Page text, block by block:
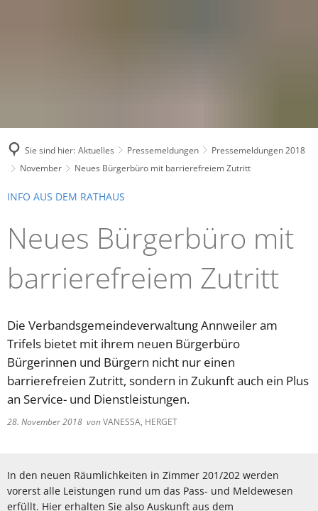
Sie sind hier: Aktuelles Pressemeldungen
Pressemeldungen 2018
November
Neues Bürgerbüro mit barrierefreiem Zutritt
INFO AUS DEM RATHAUS
Neues Bürgerbüro mit
barrierefreiem Zutritt
Die Verbandsgemeindeverwaltung Annweiler am
Trifels bietet mit ihrem neuen Bürgerbüro
Bürgerinnen und Bürgern nicht nur einen
barrierefreien Zutritt, sondern in Zukunft auch ein Plus
an Service- und Dienstleistungen.
28. November 2018 vonVANESSA, HERGET
In den neuen Räumlichkeiten in Zimmer 201/202 werden
vorerst alle Leistungen rund um das Pass- und Meldewesen
erfüllt. Hier erhalten Sie also Auskunft aus dem